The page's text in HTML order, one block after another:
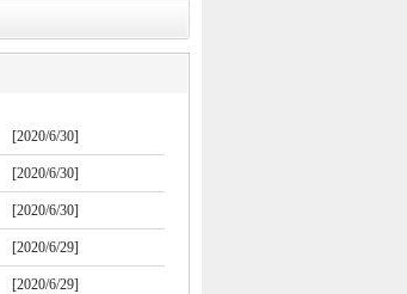
[2020/6/30]
[2020/6/30]
[2020/6/30]
[2020/6/29]
[2020/6/29]